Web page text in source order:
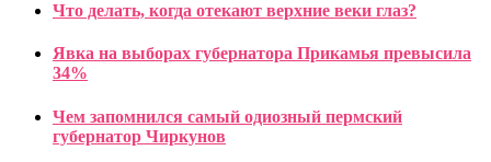
Что делать, когда отекают верхние веки глаз?
Явка на выборах губернатора Прикамья превысила
34%
Чем запомнился самый одиозный пермский
губернатор Чиркунов